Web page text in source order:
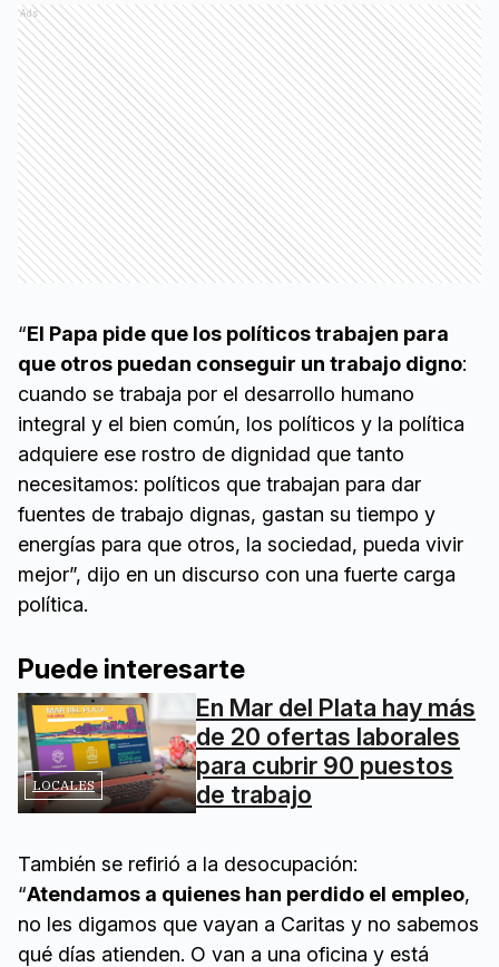
Ads
“El Papa pide que los políticos trabajen para
que otros puedan conseguir un trabajo digno:
cuando se trabaja por el desarrollo humano
integral y el bien común, los políticos y la política
adquiere ese rostro de dignidad que tanto
necesitamos: políticos que trabajan para dar
fuentes de trabajo dignas, gastan su tiempo y
energías para que otros, la sociedad, pueda vivir
mejor”, dijo en un discurso con una fuerte carga
política.
Puede interesarte
LOCALES
En Mar del Plata hay más
de 20 ofertas laborales
para cubrir 90 puestos
de trabajo
También se refirió a la desocupación:
“Atendamos a quienes han perdido el empleo,
no les digamos que vayan a Caritas y no sabemos
qué días atienden. O van a una oficina y está